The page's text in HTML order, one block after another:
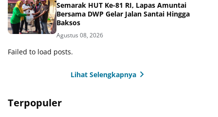
Semarak HUT Ke-81 RI, Lapas Amuntai
Bersama DWP Gelar Jalan Santai Hingga
Baksos
Agustus 08, 2026
Failed to load posts.
Lihat Selengkapnya
Terpopuler